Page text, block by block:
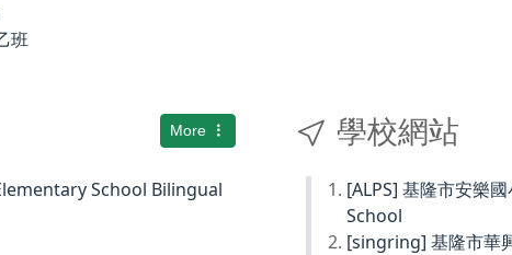
班
More
School Bilingual
學校網站
[ALPS] 基隆市安樂
School
[singring] 基隆市華